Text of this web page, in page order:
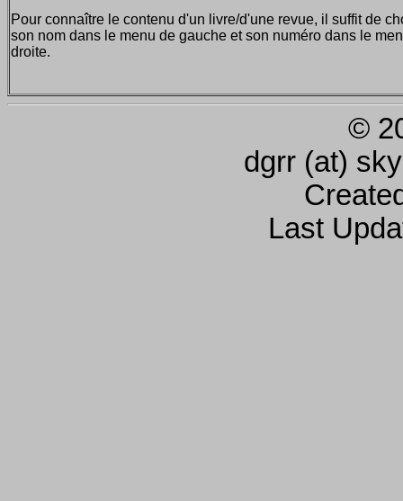
Pour connaître le contenu d'un livre/d'une revue, il suffit de
son nom dans le menu de gauche et son numéro dans le
droite.
©
dgrr (at)
Last